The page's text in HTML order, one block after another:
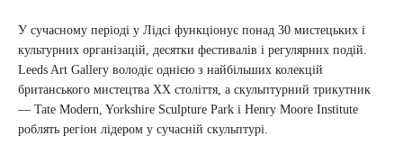
У сучасному періоді у Лідсі функціонує понад 30 мистецьких і
культурних організацій, десятки фестивалів і регулярних подій.
Leeds Art Gallery володіє однією з найбільших колекцій
британського мистецтва XX століття, а скульптурний трикутник
— Tate Modern, Yorkshire Sculpture Park і Henry Moore Institute
роблять регіон лідером у сучасній скульптурі.